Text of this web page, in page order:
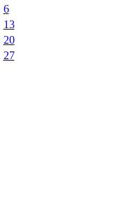
6
13
20
27